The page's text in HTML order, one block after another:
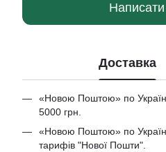
Написати
Доставка
«Новою Поштою» по
5000 грн.
«Новою Поштою» по
тарифів "Нової Пошти".